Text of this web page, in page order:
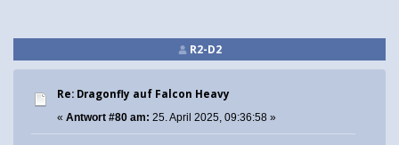
R2-D2
Re: Dragonfly auf Falcon Heavy
« Antwort #80 am: 25. April 2025, 09:36:58 »